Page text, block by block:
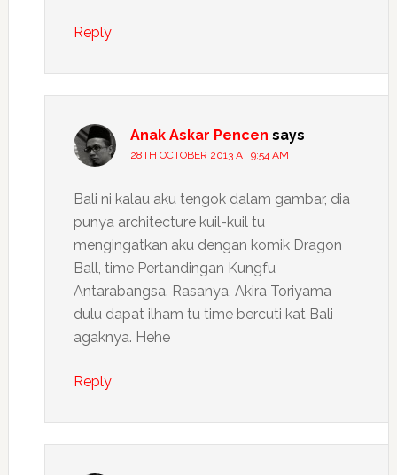
Reply
Anak Askar Pencen says
28TH OCTOBER 2013 AT 9:54 AM
Bali ni kalau aku tengok dalam gambar, dia
punya architecture kuil-kuil tu
mengingatkan aku dengan komik Dragon
Ball, time Pertandingan Kungfu
Antarabangsa. Rasanya, Akira Toriyama
dulu dapat ilham tu time bercuti kat Bali
agaknya. Hehe
Reply